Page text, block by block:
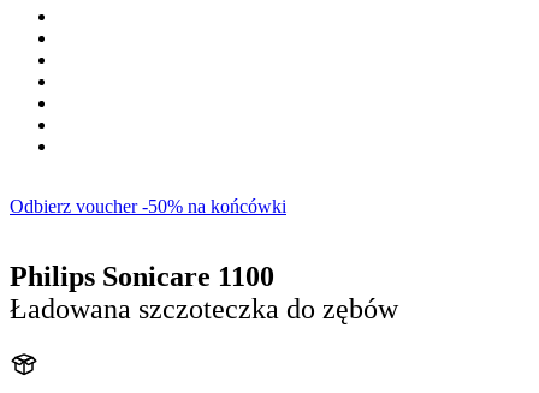
Odbierz voucher -50% na końcówki
Philips Sonicare 1100
Ładowana szczoteczka do zębów